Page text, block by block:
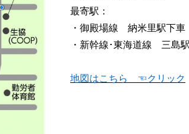
最寄駅：
・御殿場線 納米里駅下
・新幹線･東海道線 三島
地図はこちら ☜クリック